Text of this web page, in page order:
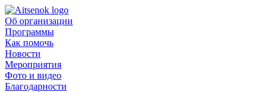
Об организации
Программы
Как помочь
Новости
Мероприятия
Фото и видео
Благодарности